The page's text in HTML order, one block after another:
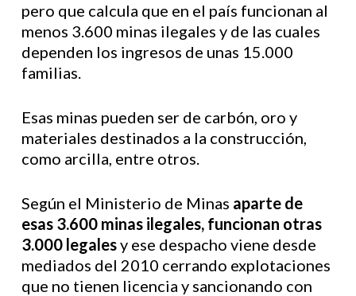
pero que calcula que en el país funcionan al
menos 3.600 minas ilegales y de las cuales
dependen los ingresos de unas 15.000
familias.
Esas minas pueden ser de carbón, oro y
materiales destinados a la construcción,
como arcilla, entre otros.
Según el Ministerio de Minas aparte de
esas 3.600 minas ilegales, funcionan otras
3.000 legalesy ese despacho viene desde
mediados del 2010 cerrando explotaciones
que no tienen licencia y sancionando con